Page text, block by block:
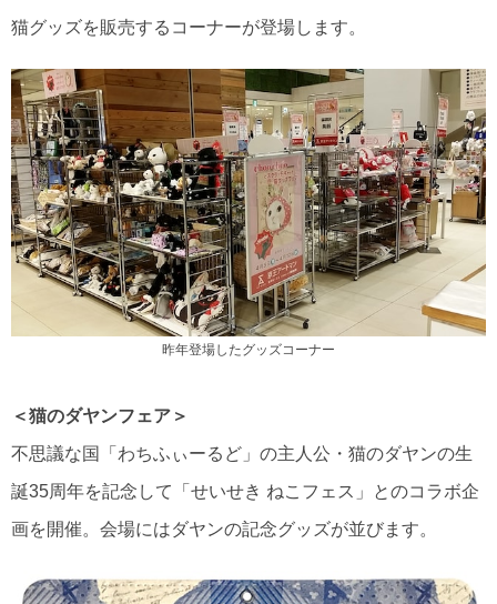
猫グッズを販売するコーナーが登場します。
昨年登場したグッズコーナー
＜猫のダヤンフェア＞
不思議な国「わちふぃーるど」の主人公・猫のダヤンの生
誕35周年を記念して「せいせき ねこフェス」とのコラボ企
画を開催。会場にはダヤンの記念グッズが並びます。